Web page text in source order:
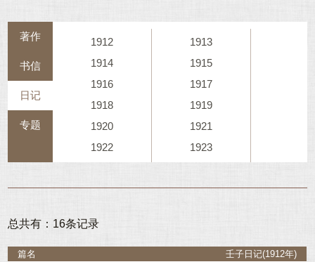
著作
书信
日记
专题
1912
1913
1914
1915
1916
1917
1918
1919
1920
1921
1922
1923
1926
1927
1930
总共有：16条记录
壬子日记(1912年)